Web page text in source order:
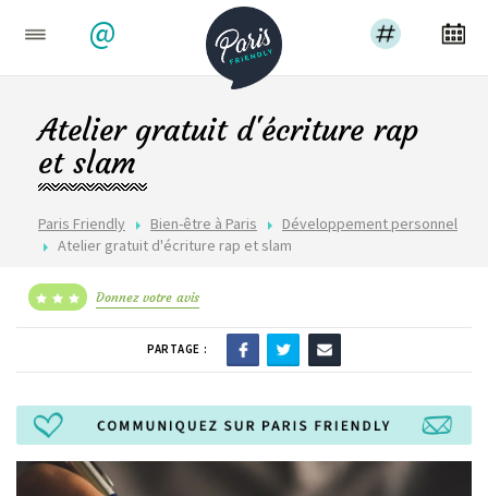
@
Paris Friendly Bien-être à Paris
Développement personnel
Atelier gratuit d'écriture rap et slam
Atelier gratuit d'écriture rap
et slam
Donnez votre avis
PARTAGE :